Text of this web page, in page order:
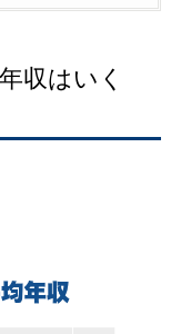
収はいく